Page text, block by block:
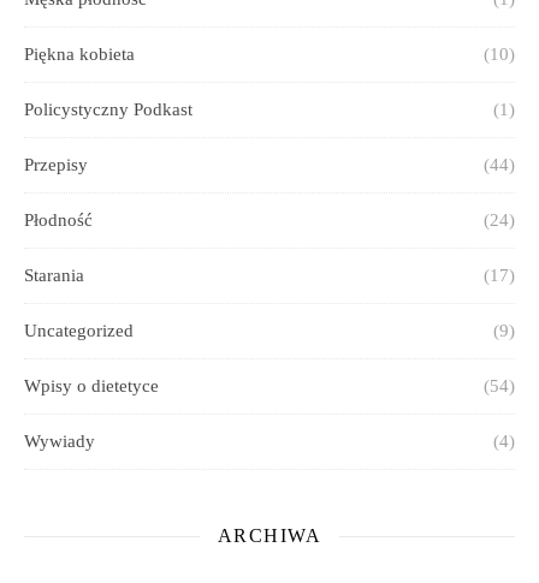
Piękna kobieta (10)
Policystyczny Podkast (1)
Przepisy (44)
Płodność (24)
Starania (17)
Uncategorized (9)
Wpisy o dietetyce (54)
Wywiady (4)
ARCHIWA